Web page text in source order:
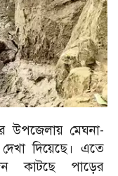
উপজেলায় মেঘনা-
দিয়েছে। এতে
কাটছে পাড়ের